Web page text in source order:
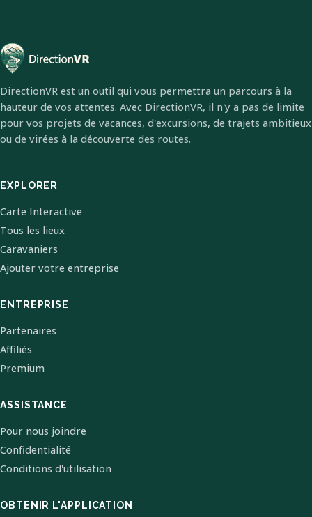
DirectionVR est un outil qui vous permettra un parcours à la
hauteur de vos attentes. Avec DirectionVR, il n'y a pas de limite
pour vos projets de vacances, d'excursions, de trajets ambitieux
ou de virées à la découverte des routes.
EXPLORER
Carte Interactive
Tous les lieux
Caravaniers
Ajouter votre entreprise
ENTREPRISE
Partenaires
Affiliés
Premium
ASSISTANCE
Pour nous joindre
Confidentialité
Conditions d'utilisation
OBTENIR L'APPLICATION